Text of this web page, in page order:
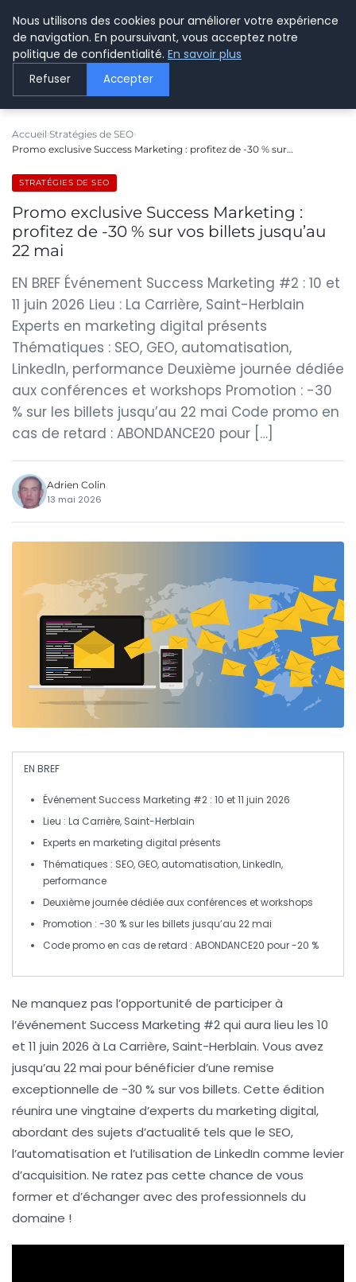
LE WEBMARKETING
Accueil Stratégies de SEO
Promo exclusive Success Marketing : profitez de -30 % sur…
STRATÉGIES DE SEO
Promo exclusive Success Marketing :
profitez de -30 % sur vos billets jusqu’au
22 mai
EN BREF Événement Success Marketing #2 : 10 et
11 juin 2026 Lieu : La Carrière, Saint-Herblain
Experts en marketing digital présents
Thématiques : SEO, GEO, automatisation,
LinkedIn, performance Deuxième journée dédiée
aux conférences et workshops Promotion : -30
% sur les billets jusqu’au 22 mai Code promo en
cas de retard : ABONDANCE20 pour […]
Adrien Colin
13 mai 2026
EN BREF
Événement Success Marketing #2 : 10 et 11 juin 2026
Lieu : La Carrière, Saint-Herblain
Experts en marketing digital présents
Thématiques : SEO, GEO, automatisation, LinkedIn,
performance
Deuxième journée dédiée aux conférences etworkshops
Promotion : -30 % sur les billets jusqu’au 22 mai
Code promo en cas de retard : ABONDANCE20 pour-20 %
Ne manquez pas l’opportunité de participer à
l’événement Success Marketing #2qui aura lieu les 10
et 11 juin 2026 à La Carrière, Saint-Herblain. Vous avez
jusqu’au 22 mai pour bénéficier d’une remise
exceptionnelle de -30 % sur vos billets. Cette édition
réunira une vingtaine d’experts du marketing digital,
abordant des sujets d’actualité tels que le SEO,
l’automatisation et l’utilisation de LinkedIn comme levier
d’acquisition. Ne ratez pas cette chance de vous
former et d’échanger avec des professionnels du
domaine !
Nous utilisons des cookies pour améliorer votre expérience
de navigation. En poursuivant, vous acceptez notre
politique de confidentialité. En savoir plus
Refuser Accepter